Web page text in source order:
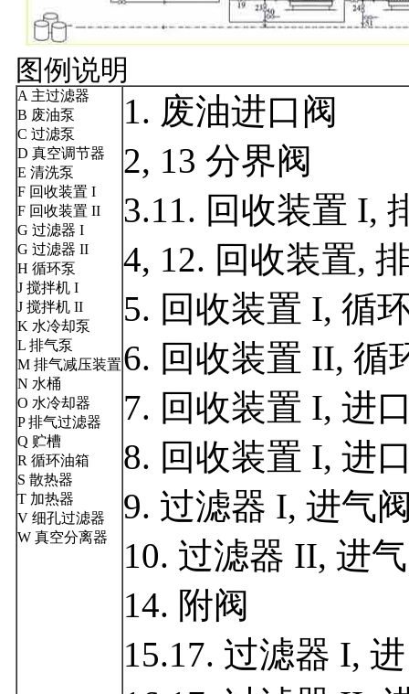
图例说明
A 主过滤器
B 废油泵
C 过滤泵
D 真空调节器
E 清洗泵
F 回收装置 I
F 回收装置 II
G 过滤器 I
G 过滤器 II
H 循环泵
J 搅拌机 I
J 搅拌机 II
K 水冷却泵
L 排气泵
M 排气减压装置
N 水桶
O 水冷却器
P 排气过滤器
Q 贮槽
R 循环油箱
S 散热器
T 加热器
V 细孔过滤器
W 真空分离器
1. 废油进口阀
2, 13 分界阀
3.11. 回收装置 I,
4, 12. 回收装置,
5. 回收装置 I, 循
6. 回收装置 II, 循
7. 回收装置 I, 进
8. 回收装置 I, 进
9. 过滤器 I, 进气
10. 过滤器 II, 进
14. 附阀
15.17. 过滤器 I,